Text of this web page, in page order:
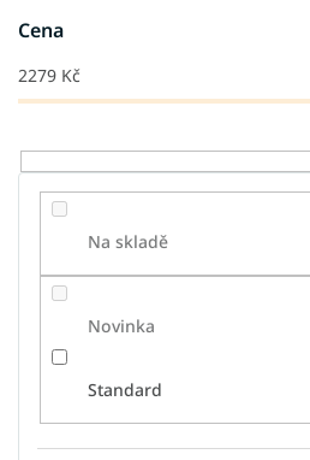
u
k
t
Cena
2279 Kč
Na skladě
Novinka
Standard